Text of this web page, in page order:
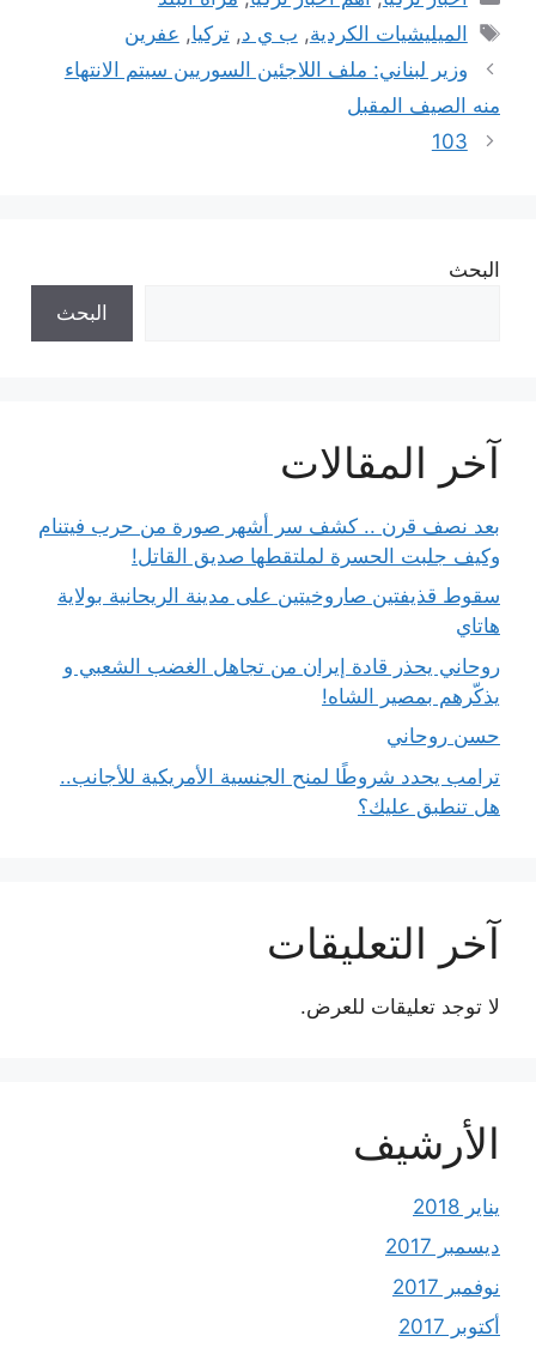
الوسوم
الميليشيات الكردية, ب ي د,تركيا, عفرين
وزير لبناني: ملف اللاجئين السوريين سيتم الانتهاء
منه الصيف المقبل
103
البحث
البحث
آخر المقالات
بعد نصف قرن .. كشف سر أشهر صورة من حرب فيتنام
وكيف جلبت الحسرة لملتقطها صديق القاتل!
سقوط قذيفتين صاروخيتين على مدينة الريحانية بولاية
هاتاي
روحاني يحذر قادة إيران من تجاهل الغضب الشعبي و
يذكّرهم بمصير الشاه!
حسن روحاني
ترامب يحدد شروطًا لمنح الجنسية الأمريكية للأجانب..
هل تنطبق عليك؟
آخر التعليقات
لا توجد تعليقات للعرض.
الأرشيف
يناير 2018
ديسمبر 2017
نوفمبر 2017
أكتوبر 2017